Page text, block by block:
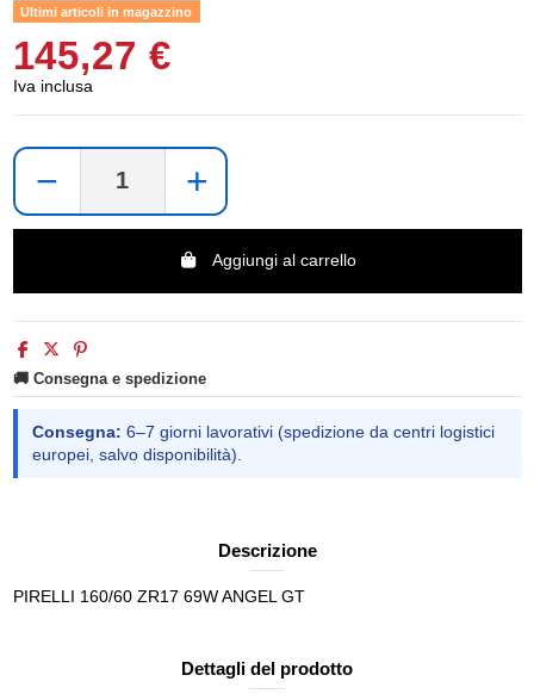
Ultimi articoli in magazzino
145,27 €
Iva inclusa
− +
Aggiungi al carrello
🚚 Consegna e spedizione
Consegna: 6–7 giorni lavorativi (spedizione da centri logistici
europei, salvo disponibilità).
Descrizione
PIRELLI 160/60 ZR17 69W ANGEL GT
Dettagli del prodotto